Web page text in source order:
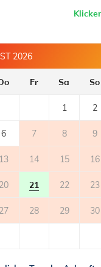
2026
Fr Sa So
1 2
6 7 8 9
13 14 15 16
20 21 22 23
27 28 29 30